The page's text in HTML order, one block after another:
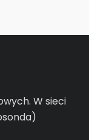
W sieci